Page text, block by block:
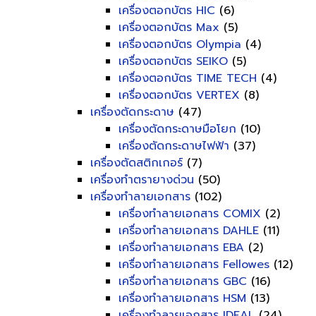
เครื่องตอกบัตร HIC (6)
เครื่องตอกบัตร Max (5)
เครื่องตอกบัตร Olympia (4)
เครื่องตอกบัตร SEIKO (5)
เครื่องตอกบัตร TIME TECH (4)
เครื่องตอกบัตร VERTEX (8)
เครื่องตัดกระดาษ (47)
เครื่องตัดกระดาษมือโยก (10)
เครื่องตัดกระดาษไฟฟ้า (37)
เครื่องตัดสติกเกอร์ (7)
เครื่องทำตรายางด่วน (50)
เครื่องทำลายเอกสาร (102)
เครื่องทำลายเอกสาร COMIX (2)
เครื่องทำลายเอกสาร DAHLE (11)
เครื่องทำลายเอกสาร EBA (2)
เครื่องทำลายเอกสาร Fellowes (12)
เครื่องทำลายเอกสาร GBC (16)
เครื่องทำลายเอกสาร HSM (13)